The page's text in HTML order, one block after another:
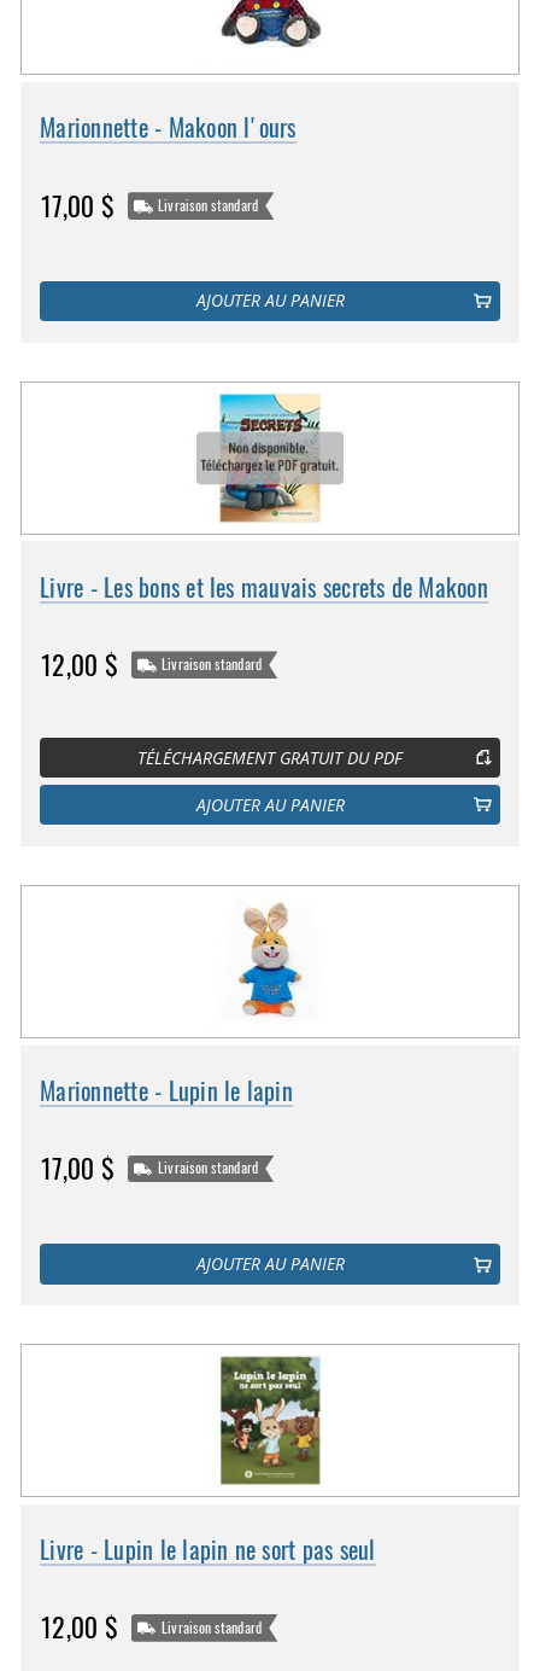
Marionnette - Makoon l'ours
17,00 $ Livraison standard
AJOUTER AU PANIER
Livre - Les bons et les mauvais secrets de Makoon
12,00 $ Livraison standard
TÉLÉCHARGEMENT GRATUIT DU PDF
AJOUTER AU PANIER
Marionnette - Lupin le lapin
17,00 $ Livraison standard
AJOUTER AU PANIER
Livre - Lupin le lapin ne sort pas seul
12,00 $ Livraison standard